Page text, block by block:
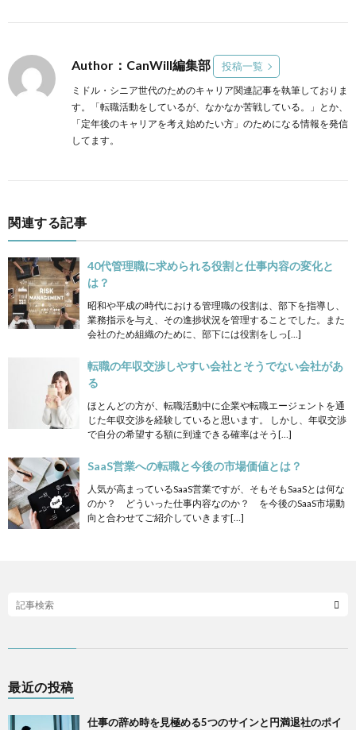
Author：CanWill編集部 投稿一覧
ミドル・シニア世代のためのキャリア関連記事を執筆しておりま
す。「転職活動をしているが、なかなか苦戦している。」とか、
「定年後のキャリアを考え始めたい方」のためになる情報を発信
してます。
関連する記事
40代管理職に求められる役割と仕事内容の変化と
は？
昭和や平成の時代における管理職の役割は、部下を指導し、
業務指示を与え、その進捗状況を管理することでした。また
会社のため組織のために、部下には役割をしっ[…]
転職の年収交渉しやすい会社とそうでない会社があ
る
ほとんどの方が、転職活動中に企業や転職エージェントを通
じた年収交渉を経験していると思います。 しかし、年収交渉
で自分の希望する額に到達できる確率はそう[…]
SaaS営業への転職と今後の市場価値とは？
人気が高まっているSaaS営業ですが、そもそもSaaSとは何な
のか？ どういった仕事内容なのか？ を今後のSaaS市場動
向と合わせてご紹介していきます[…]
最近の投稿
仕事の辞め時を見極める5つのサインと円満退社のポイ